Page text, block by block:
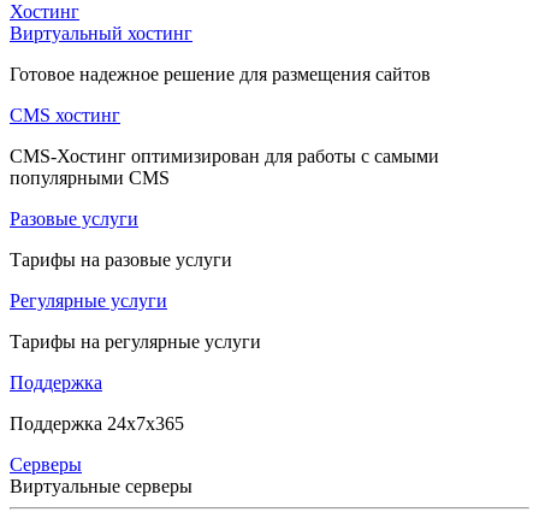
Хостинг
Виртуальный хостинг
Готовое надежное решение для размещения сайтов
CMS хостинг
CMS-Хостинг оптимизирован для работы с самыми
популярными CMS
Разовые услуги
Тарифы на разовые услуги
Регулярные услуги
Тарифы на регулярные услуги
Поддержка
Поддержка 24x7x365
Серверы
Виртуальные серверы